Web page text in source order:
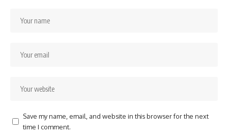
Save my name, email, and website in this browser for the next
time I comment.